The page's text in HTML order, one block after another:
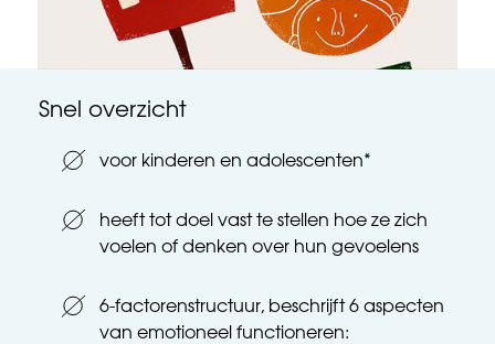
Snel overzicht
voor kinderen en adolescenten*
heeft tot doel vast te stellen hoe ze zich
voelen of denken over hun gevoelens
6-factorenstructuur, beschrijft 6 aspecten
van emotioneel functioneren: